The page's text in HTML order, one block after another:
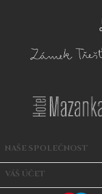
NAŠE SPOLEČNOST
VÁŠ ÚČET